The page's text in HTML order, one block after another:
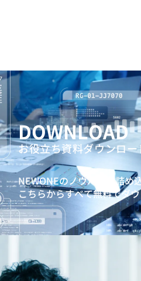
DOWNLOAD
お役立ち資料ダウンロー
NEWONEのノウハウを詰め
こちらからすべて無料でダ